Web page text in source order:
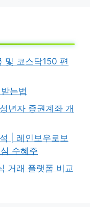
및 코스닥150 편
는법
년자 증권계좌 개
| 레인보우로보
수혜주
거래 플랫폼 비교